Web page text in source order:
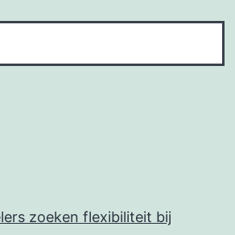
zoeken flexibiliteit bij